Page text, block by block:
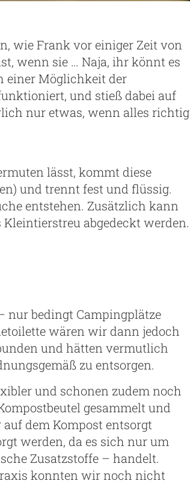
wie Frank vor einiger Zeit von
wenn sie … Naja, ihr könnt es
einer Möglichkeit der
und stieß dabei auf
nur etwas, wenn alles richtig
lässt, kommt diese
und trennt fest und flüssig.
entstehen. Zusätzlich kann
abgedeckt werden.
nur bedingt Campingplätze
wären wir dann jedoch
und hätten vermutlich
zu entsorgen.
und schonen zudem noch
gesammelt und
dem Kompost entsorgt
werden, da es sich nur um
Zusatzstoffe – handelt.
konnten wir noch nicht